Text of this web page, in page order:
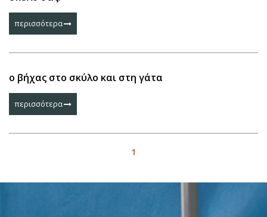
περισσότερα
ο βήχας στο σκύλο και στη γάτα
περισσότερα
1